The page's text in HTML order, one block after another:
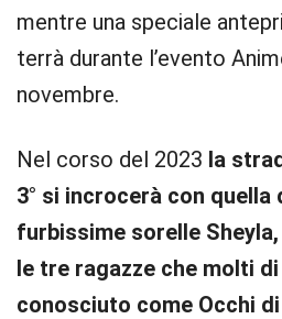
mentre una speciale
terrà durante l’evento
novembre.
Nel corso del 2023 la
3° si incrocerà con quella
furbissime sorelle
le tre ragazze che molti
conosciuto come Occhi